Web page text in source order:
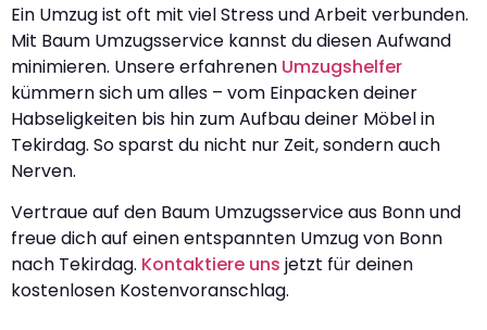
Ein Umzug ist oft mit viel Stress und Arbeit verbunden.
Mit Baum Umzugsservice kannst du diesen Aufwand
minimieren. Unsere erfahrenen Umzugshelfer
kümmern sich um alles – vom Einpacken deiner
Habseligkeiten bis hin zum Aufbau deiner Möbel in
Tekirdag. So sparst du nicht nur Zeit, sondern auch
Nerven.
Vertraue auf den Baum Umzugsservice aus Bonn und
freue dich auf einen entspannten Umzug von Bonn
nach Tekirdag. Kontaktiere uns jetzt für deinen
kostenlosen Kostenvoranschlag.